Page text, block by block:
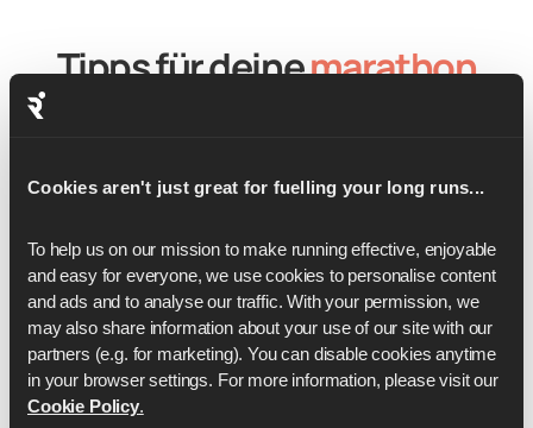
Cookies aren't just great for fuelling your long runs...
To help us on our mission to make running effective, enjoyable
and easy for everyone, we use cookies to personalise content
and ads and to analyse our traffic. With your permission, we
may also share information about your use of our site with our
partners (e.g. for marketing). You can disable cookies anytime
in your browser settings. For more information, please visit our
Cookie Policy.
Tipps für deinemarathon
Diese von Experten unterstützten Tipps helfen dir,
und motiviert zu bleiben. Von Tempo und Erholung bis
hin zu Ausrüstung und mentaler Einstellung – dies ist nur
ein kleiner Ausschnitt aus all den Tipps, Ernährungs-
und Coaching-Ratschlägen, die dir mit einem Runna-
Trainingsplan zur Verfügung stehen.